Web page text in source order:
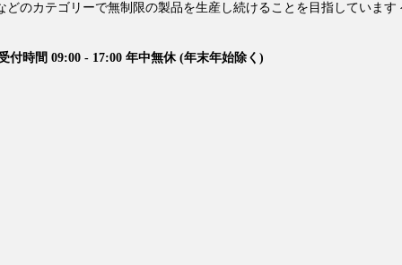
のカテゴリーで無制限の製品を生産し続けることを目指しています
付時間 09:00 - 17:00 年中無休 (年末年始除く)